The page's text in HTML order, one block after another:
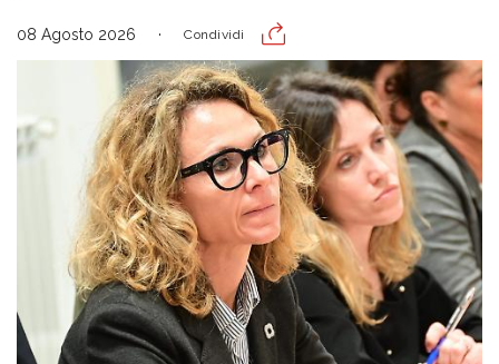
08 Agosto 2026 Condividi